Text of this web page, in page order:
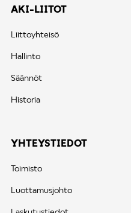
AKI-LIITOT
Liittoyhteisö
Hallinto
Säännöt
Historia
YHTEYSTIEDOT
Toimisto
Luottamusjohto